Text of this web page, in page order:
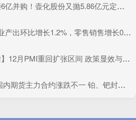
又抛5.86亿元定增，短期偿债压力明显，去年营收净利双降
出环比增长1.2%，零售销售增长0.5%
重回扩张区间 政策显效与信心改善共促经济回升向好
货主力合约涨跌不一 铂、钯封跌停板